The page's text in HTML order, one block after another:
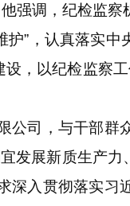
调，纪检监察
”，认真落实
，以纪检监察
司，与干部群
发展新质生产
深入贯彻落实习